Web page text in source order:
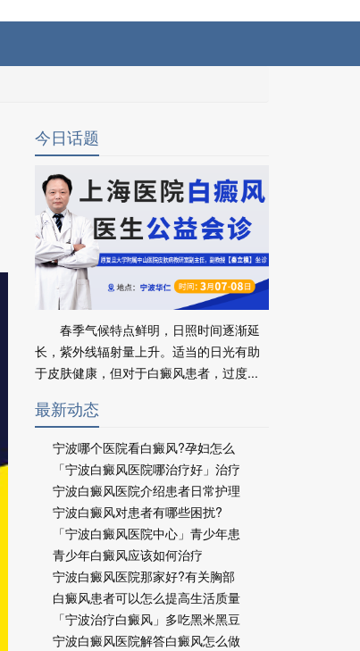
今日话题
春季气候特点鲜明，日照时间逐渐延
长，紫外线辐射量上升。适当的日光有助
于皮肤健康，但对于白癜风患者，过度...
最新动态
宁波哪个医院看白癜风?孕妇怎么
「宁波白癜风医院哪治疗好」治疗
宁波白癜风医院介绍患者日常护理
宁波白癜风对患者有哪些困扰?
「宁波白癜风医院中心」青少年患
青少年白癜风应该如何治疗
宁波白癜风医院那家好?有关胸部
白癜风患者可以怎么提高生活质量
「宁波治疗白癜风」多吃黑米黑豆
宁波白癜风医院解答白癜风怎么做